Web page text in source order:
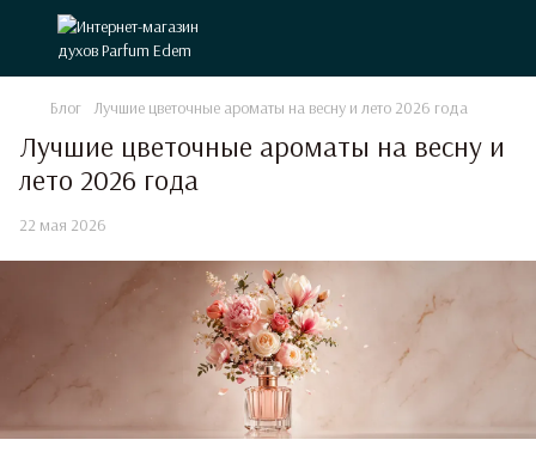
Блог Лучшие цветочные ароматы на весну и лето 2026 года
Лучшие цветочные ароматы на весну и
лето 2026 года
22 мая 2026